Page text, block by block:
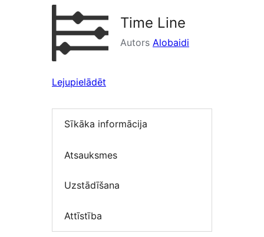
Time Line
Autors Alobaidi
Lejupielādēt
Sīkāka informācija
Atsauksmes
Uzstādīšana
Attīstība